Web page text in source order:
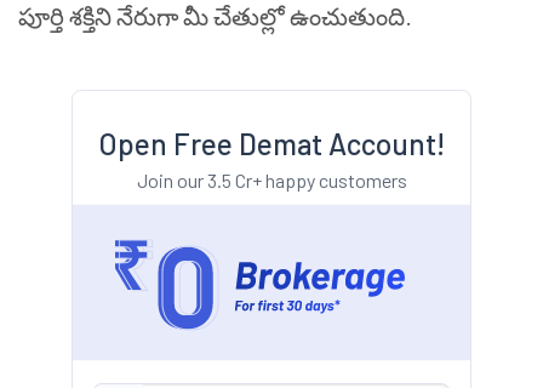
పూర్తి శక్తిని నేరుగా మీ చేతుల్లో ఉంచుతుంది.
Open Free Demat Account!
Join our 3.5 Cr+ happy customers